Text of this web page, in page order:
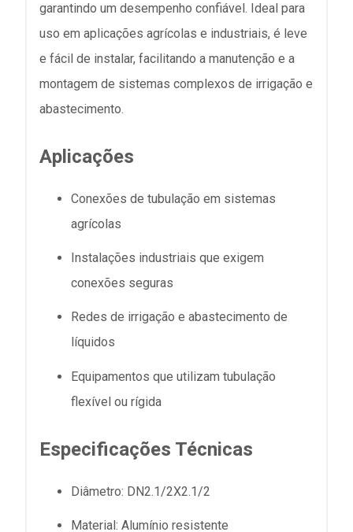
garantindo um desempenho confiável. Ideal para
uso em aplicações agrícolas e industriais, é leve
e fácil de instalar, facilitando a manutenção e a
montagem de sistemas complexos de irrigação e
abastecimento.
Aplicações
Conexões de tubulação em sistemas
agrícolas
Instalações industriais que exigem
conexões seguras
Redes de irrigação e abastecimento de
líquidos
Equipamentos que utilizam tubulação
flexível ou rígida
Especificações Técnicas
Diâmetro: DN2.1/2X2.1/2
Material: Alumínio resistente